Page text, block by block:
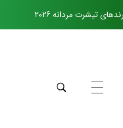
تیشرت مردانه 2026